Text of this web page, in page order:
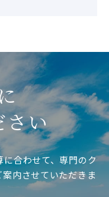
さい
合わせて、専門のク
内させていただきま